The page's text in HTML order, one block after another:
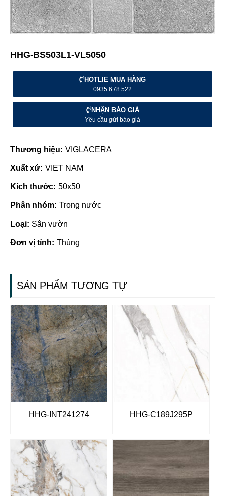
HHG-BS503L1-VL5050
HOTLIE MUA HÀNG
0935 678 522
NHẬN BÁO GIÁ
Yêu cầu gửi báo giá
Thương hiệu: VIGLACERA
Xuất xứ: VIET NAM
Kích thước: 50x50
Phân nhóm: Trong nước
Loại: Sân vườn
Đơn vị tính: Thùng
SẢN PHẨM TƯƠNG TỰ
HHG-INT241274 HHG-C189J295P